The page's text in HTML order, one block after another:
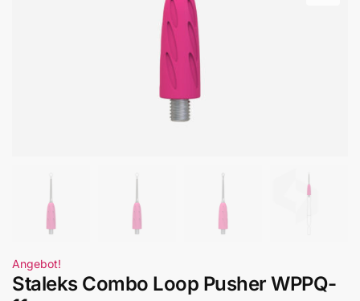
Angebot!
Staleks Combo Loop Pusher WPPQ-